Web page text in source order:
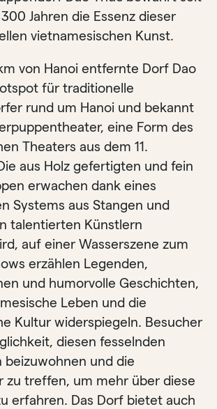
Jahren die Essenz dieser
vietnamesischen Kunst.
von Hanoi entfernte Dorf Dao
für traditionelle
rund um Hanoi und bekannt
eine Form des
Theaters aus dem 11.
aus Holz gefertigten und fein
erwachen dank eines
Systems aus Stangen und
talentierten Künstlern
auf einer Wasserszene zum
erzählen Legenden,
und humorvolle Geschichten,
Leben und die
Kultur widerspiegeln. Besucher
diesen fesselnden
und die
zu treffen, um mehr über diese
erfahren. Das Dorf bietet auch